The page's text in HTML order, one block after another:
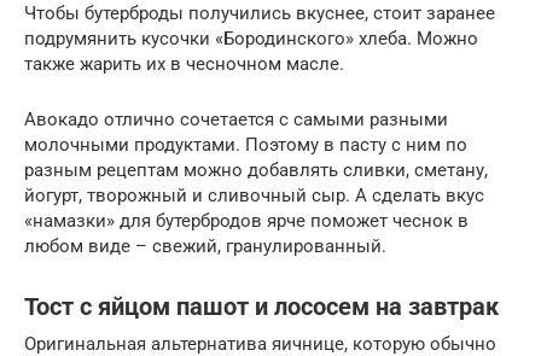
Чтобы бутерброды получились вкуснее, стоит заранее
подрумянить кусочки «Бородинского» хлеба. Можно
также жарить их в чесночном масле.
Авокадо отлично сочетается с самыми разными
молочными продуктами. Поэтому в пасту с ним по
разным рецептам можно добавлять сливки, сметану,
йогурт, творожный и сливочный сыр. А сделать вкус
«намазки» для бутербродов ярче поможет чеснок в
любом виде – свежий, гранулированный.
Тост с яйцом пашот и лососем на завтрак
Оригинальная альтернатива яичнице, которую обычно